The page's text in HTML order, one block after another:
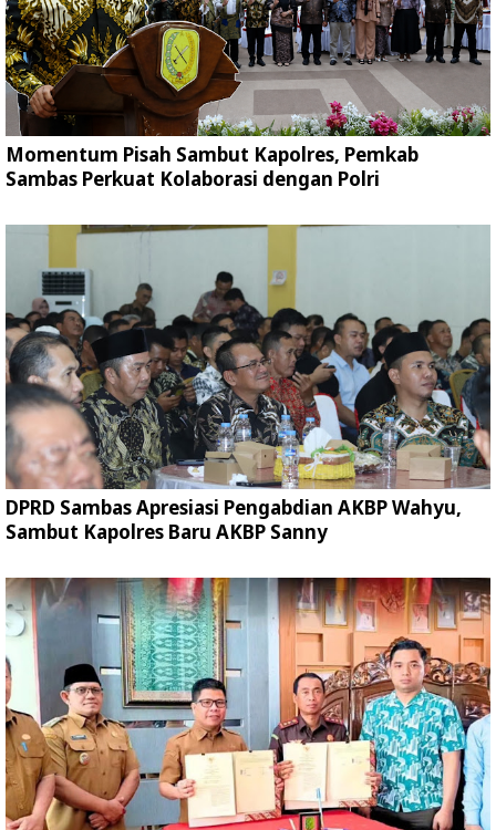
Momentum Pisah Sambut Kapolres, Pemkab
Sambas Perkuat Kolaborasi dengan Polri
DPRD Sambas Apresiasi Pengabdian AKBP Wahyu,
Sambut Kapolres Baru AKBP Sanny